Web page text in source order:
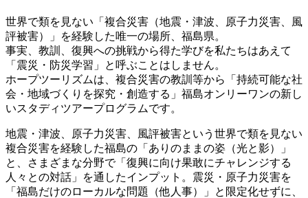
世界で類を見ない「複合災害（地震・津波、原子力災害、風
評被害）」を経験した唯一の場所、福島県。
事実、教訓、復興への挑戦から得た学びを私たちはあえて
「震災・防災学習」と呼ぶことはしません。
ホープツーリズムは、複合災害の教訓等から「持続可能な社
会・地域づくりを探究・創造する」福島オンリーワンの新し
いスタディツアープログラムです。
地震・津波、原子力災害、風評被害という世界で類を見ない
複合災害を経験した福島の「ありのままの姿（光と影）」
と、さまざまな分野で「復興に向け果敢にチャレンジする
人々との対話」を通したインプット。震災・原子力災害を
「福島だけのローカルな問題（他人事）」と限定化せずに、